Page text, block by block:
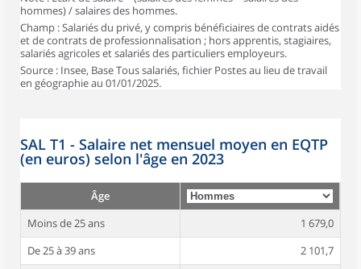
hommes) / salaires des hommes.
Champ : Salariés du privé, y compris bénéficiaires de contrats aidés
et de contrats de professionnalisation ; hors apprentis, stagiaires,
salariés agricoles et salariés des particuliers employeurs.
Source : Insee, Base Tous salariés, fichier Postes au lieu de travail
en géographie au 01/01/2025.
SAL T1 - Salaire net mensuel moyen en EQTP
(en euros) selon l'âge en 2023
Âge
Moins de 25 ans
1 679,0
De 25 à 39 ans
2 101,7